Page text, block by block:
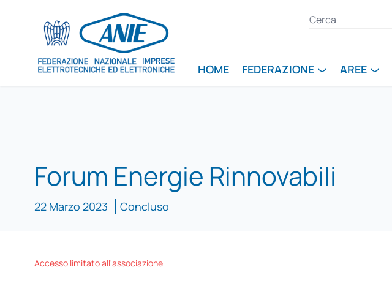
HOME FEDERAZIONE AREE
Forum Energie Rinnovabili
22 Marzo 2023 Concluso
Accesso limitato all'associazione